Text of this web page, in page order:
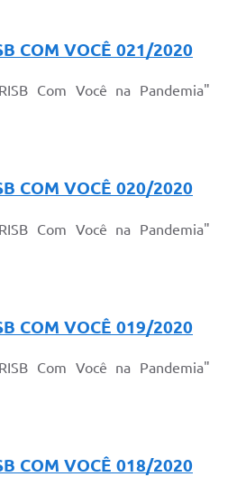
COM VOCÊ 021/2020
Com Você na Pandemia"
COM VOCÊ 020/2020
Com Você na Pandemia"
COM VOCÊ 019/2020
Com Você na Pandemia"
COM VOCÊ 018/2020